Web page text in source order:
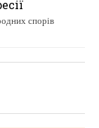
спорів